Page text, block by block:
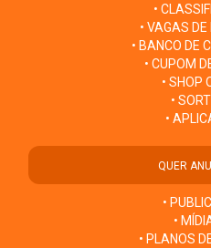
•
• VAGAS
• BANCO DE
• CUPOM
• SHOP
•
•
QUER
•
•
• PLANOS